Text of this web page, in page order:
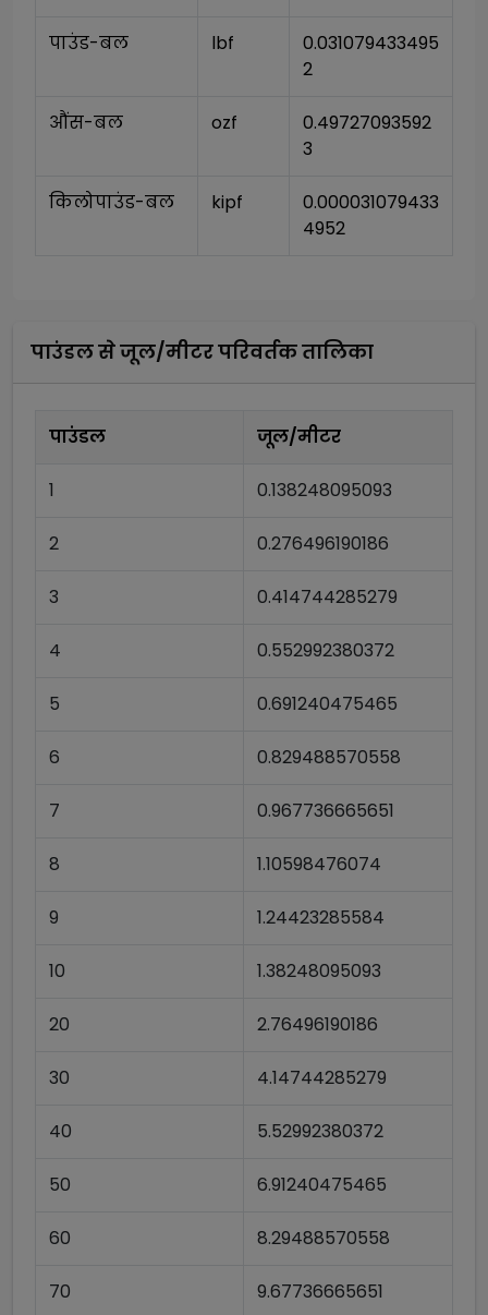
पाउंड-बल lbf
0.031079433495
2
औंस-बल ozf
0.49727093592
3
किलोपाउंड-बल kipf
0.000031079433
4952
पाउंडलसेजूल/मीटरपरिवर्तक तालिका
पाउंडल जूल/मीटर
1 0.138248095093
2 0.276496190186
3 0.414744285279
4 0.552992380372
5 0.691240475465
6 0.829488570558
7 0.967736665651
8 1.10598476074
9 1.24423285584
10 1.38248095093
20 2.76496190186
30 4.14744285279
40 5.52992380372
50 6.91240475465
60 8.29488570558
70 9.67736665651